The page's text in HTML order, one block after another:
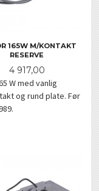
165W M/KONTAKT
RESERVE
Pris
4 917,00
W med vanlig
og rund plate. Før